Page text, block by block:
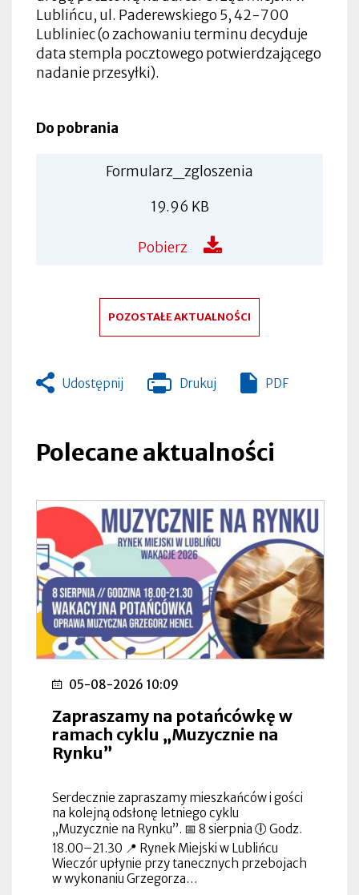
Lublińcu, ul. Paderewskiego 5, 42-700
Lubliniec (o zachowaniu terminu decyduje
data stempla pocztowego potwierdzającego
nadanie przesyłki).
Do pobrania
Formularz_zgloszenia
19.96 KB
Pobierz
POZOSTAŁE AKTUALNOŚCI
Udostępnij Drukuj
Otworzy
nowej
zakładce
PDF
Polecane aktualności
05-08-2026 10:09
Zapraszamy na potańcówkę w
ramach cyklu „Muzycznie na
Rynku”
Serdecznie zapraszamy mieszkańców i gości
na kolejną odsłonę letniego cyklu
„Muzycznie na Rynku”. 📅 8 sierpnia 🕕 Godz.
18.00–21.30 📍 Rynek Miejski w Lublińcu
Wieczór upłynie przy tanecznych przebojach
w wykonaniu Grzegorza…